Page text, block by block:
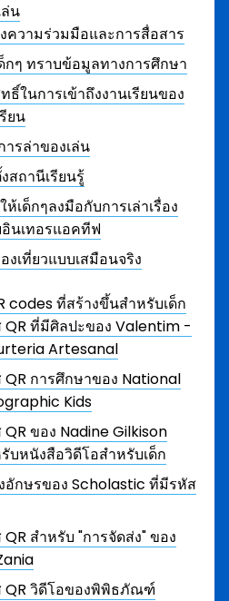
ล่น
ความร่วมมือและการสื่อสาร
กๆ ทราบข้อมูลทางการศึกษา
ธิ์ในการเข้าถึงงานเรียนของ
ยน
ารล่าของเล่น
สถานีเรียนรู้
ห้เด็กๆลงมือกับการเล่าเรื่อง
นเทอรแอคทีฟ
งเที่ยวแบบเสมือนจริง
codes ที่สร้างขึ้นสำหรับเด็ก
QR ที่มีศิลปะของ Valentim -
Artesanal
QR การศึกษาของ National
Kids
QR ของ Nadine Gilkison
บหนังสือวิดีโอสำหรับเด็ก
อักษรของ Scholastic ที่มีรหัส
QR สำหรับ "การจัดส่ง" ของ
QR วิดีโอของพิพิธภัณฑ์